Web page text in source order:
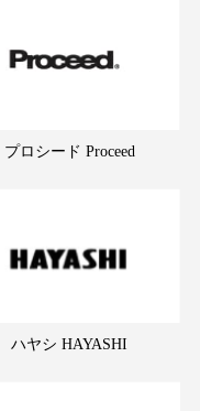
プロシード Proceed
ハヤシ HAYASHI